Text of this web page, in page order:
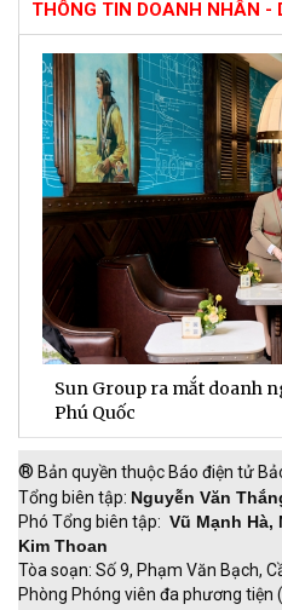
THÔNG TIN DOANH NHÂN -
Sun Group ra mắt doanh
Phú Quốc
® Bản quyền thuộc Báo điện tử
Tổng biên tập: Nguyễn Văn
Phó Tổng biên tập: Vũ Mạnh Hà,
Kim Thoan
Tòa soạn: Số 9, Phạm Văn Bạch,
Phòng Phóng viên đa phương tiện